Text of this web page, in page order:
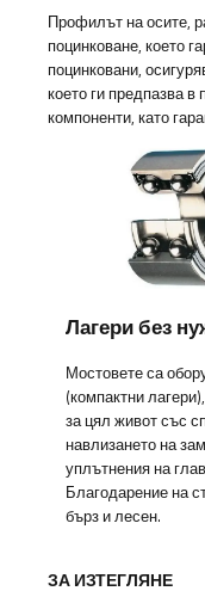
Профилът на осите,
поцинковане, което
поцинковани,
което ги предпазва
компоненти, като
Лагери без
Мостовете са
(компактни
за цял живот със
навлизането на
уплътнения на
Благодарение на
бърз и лесен.
ЗА ИЗТЕГЛЯНЕ